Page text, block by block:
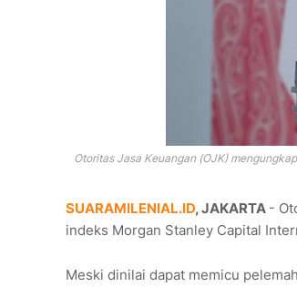
Otoritas Jasa Keuangan (OJK)
SUARAMILENIAL.ID, JAKARTA -
indeks Morgan Stanley Capital
Meski dinilai dapat memicu